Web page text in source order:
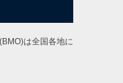
は全国各地に